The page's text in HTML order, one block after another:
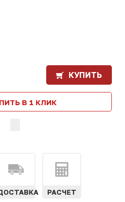
КУПИТЬ
В 1 КЛИК
РАСЧЕТ